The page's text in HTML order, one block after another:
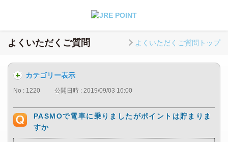
よくいただくご質問 よくいただくご質問トップ
カテゴリー表示
No : 1220 公開日時 : 2019/09/03 16:00
PASMOで電車に乗りましたがポイントは貯まりま
すか